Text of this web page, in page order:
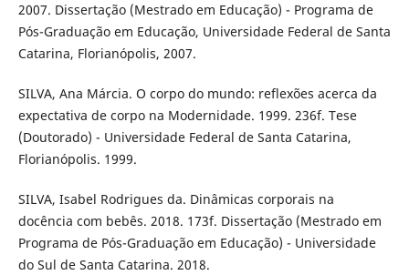
2007. Dissertação (Mestrado em Educação) - Programa de
Pós-Graduação em Educação, Universidade Federal de Santa
Catarina, Florianópolis, 2007.
SILVA, Ana Márcia. O corpo do mundo: reflexões acerca da
expectativa de corpo na Modernidade. 1999. 236f. Tese
(Doutorado) - Universidade Federal de Santa Catarina,
Florianópolis. 1999.
SILVA, Isabel Rodrigues da. Dinâmicas corporais na
docência com bebês. 2018. 173f. Dissertação (Mestrado em
Programa de Pós-Graduação em Educação) - Universidade
do Sul de Santa Catarina. 2018.